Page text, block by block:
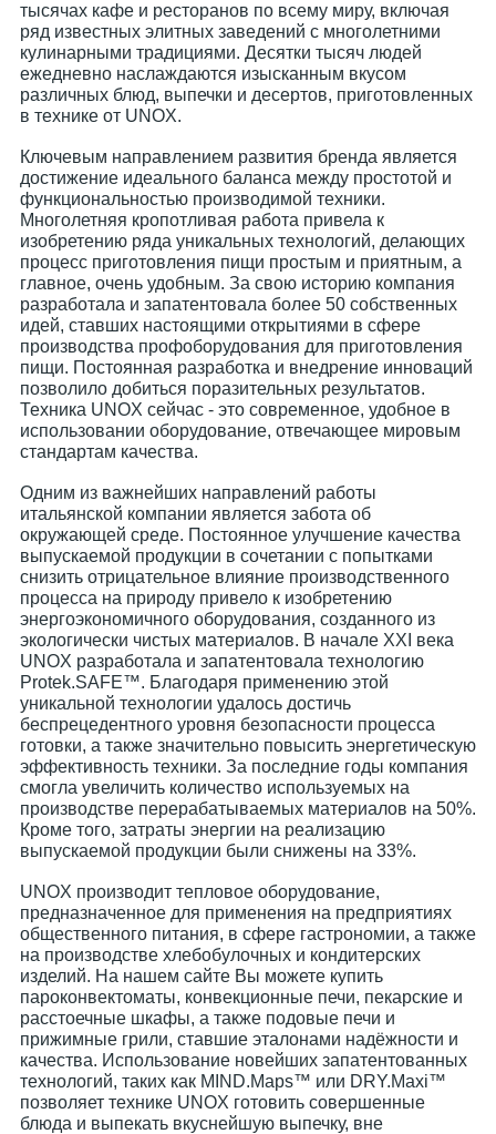
тысячах кафе и ресторанов по всему миру, включая
ряд известных элитных заведений с многолетними
кулинарными традициями. Десятки тысяч людей
ежедневно наслаждаются изысканным вкусом
различных блюд, выпечки и десертов, приготовленных
в технике от UNOX.
Ключевым направлением развития бренда является
достижение идеального баланса между простотой и
функциональностью производимой техники.
Многолетняя кропотливая работа привела к
изобретению ряда уникальных технологий, делающих
процесс приготовления пищи простым и приятным, а
главное, очень удобным. За свою историю компания
разработала и запатентовала более 50 собственных
идей, ставших настоящими открытиями в сфере
производства профоборудования для приготовления
пищи. Постоянная разработка и внедрение инноваций
позволило добиться поразительных результатов.
Техника UNOX сейчас - это современное, удобное в
использовании оборудование, отвечающее мировым
стандартам качества.
Одним из важнейших направлений работы
итальянской компании является забота об
окружающей среде. Постоянное улучшение качества
выпускаемой продукции в сочетании с попытками
снизить отрицательное влияние производственного
процесса на природу привело к изобретению
энергоэкономичного оборудования, созданного из
экологически чистых материалов. В начале XXI века
UNOX разработала и запатентовала технологию
Protek.SAFE™. Благодаря применению этой
уникальной технологии удалось достичь
беспрецедентного уровня безопасности процесса
готовки, а также значительно повысить энергетическую
эффективность техники. За последние годы компания
смогла увеличить количество используемых на
производстве перерабатываемых материалов на 50%.
Кроме того, затраты энергии на реализацию
выпускаемой продукции были снижены на 33%.
UNOX производит тепловое оборудование,
предназначенное для применения на предприятиях
общественного питания, в сфере гастрономии, а также
на производстве хлебобулочных и кондитерских
изделий.​ На нашем сайте Вы можете купить
пароконвектоматы, конвекционные печи, пекарские и
расстоечные шкафы, а также подовые печи и
прижимные грили, ставшие эталонами надёжности и
качества. Использование новейших запатентованных
технологий, таких как MIND.Maps™ или DRY.Maxi™
позволяет технике UNOX готовить совершенные
блюда и выпекать вкуснейшую выпечку, вне